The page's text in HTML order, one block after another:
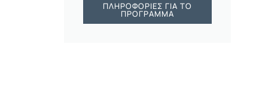
ΠΛΗΡΟΦΟΡΊΕΣ ΓΙΑ ΤΟ
ΠΡΌΓΡΑΜΜΑ